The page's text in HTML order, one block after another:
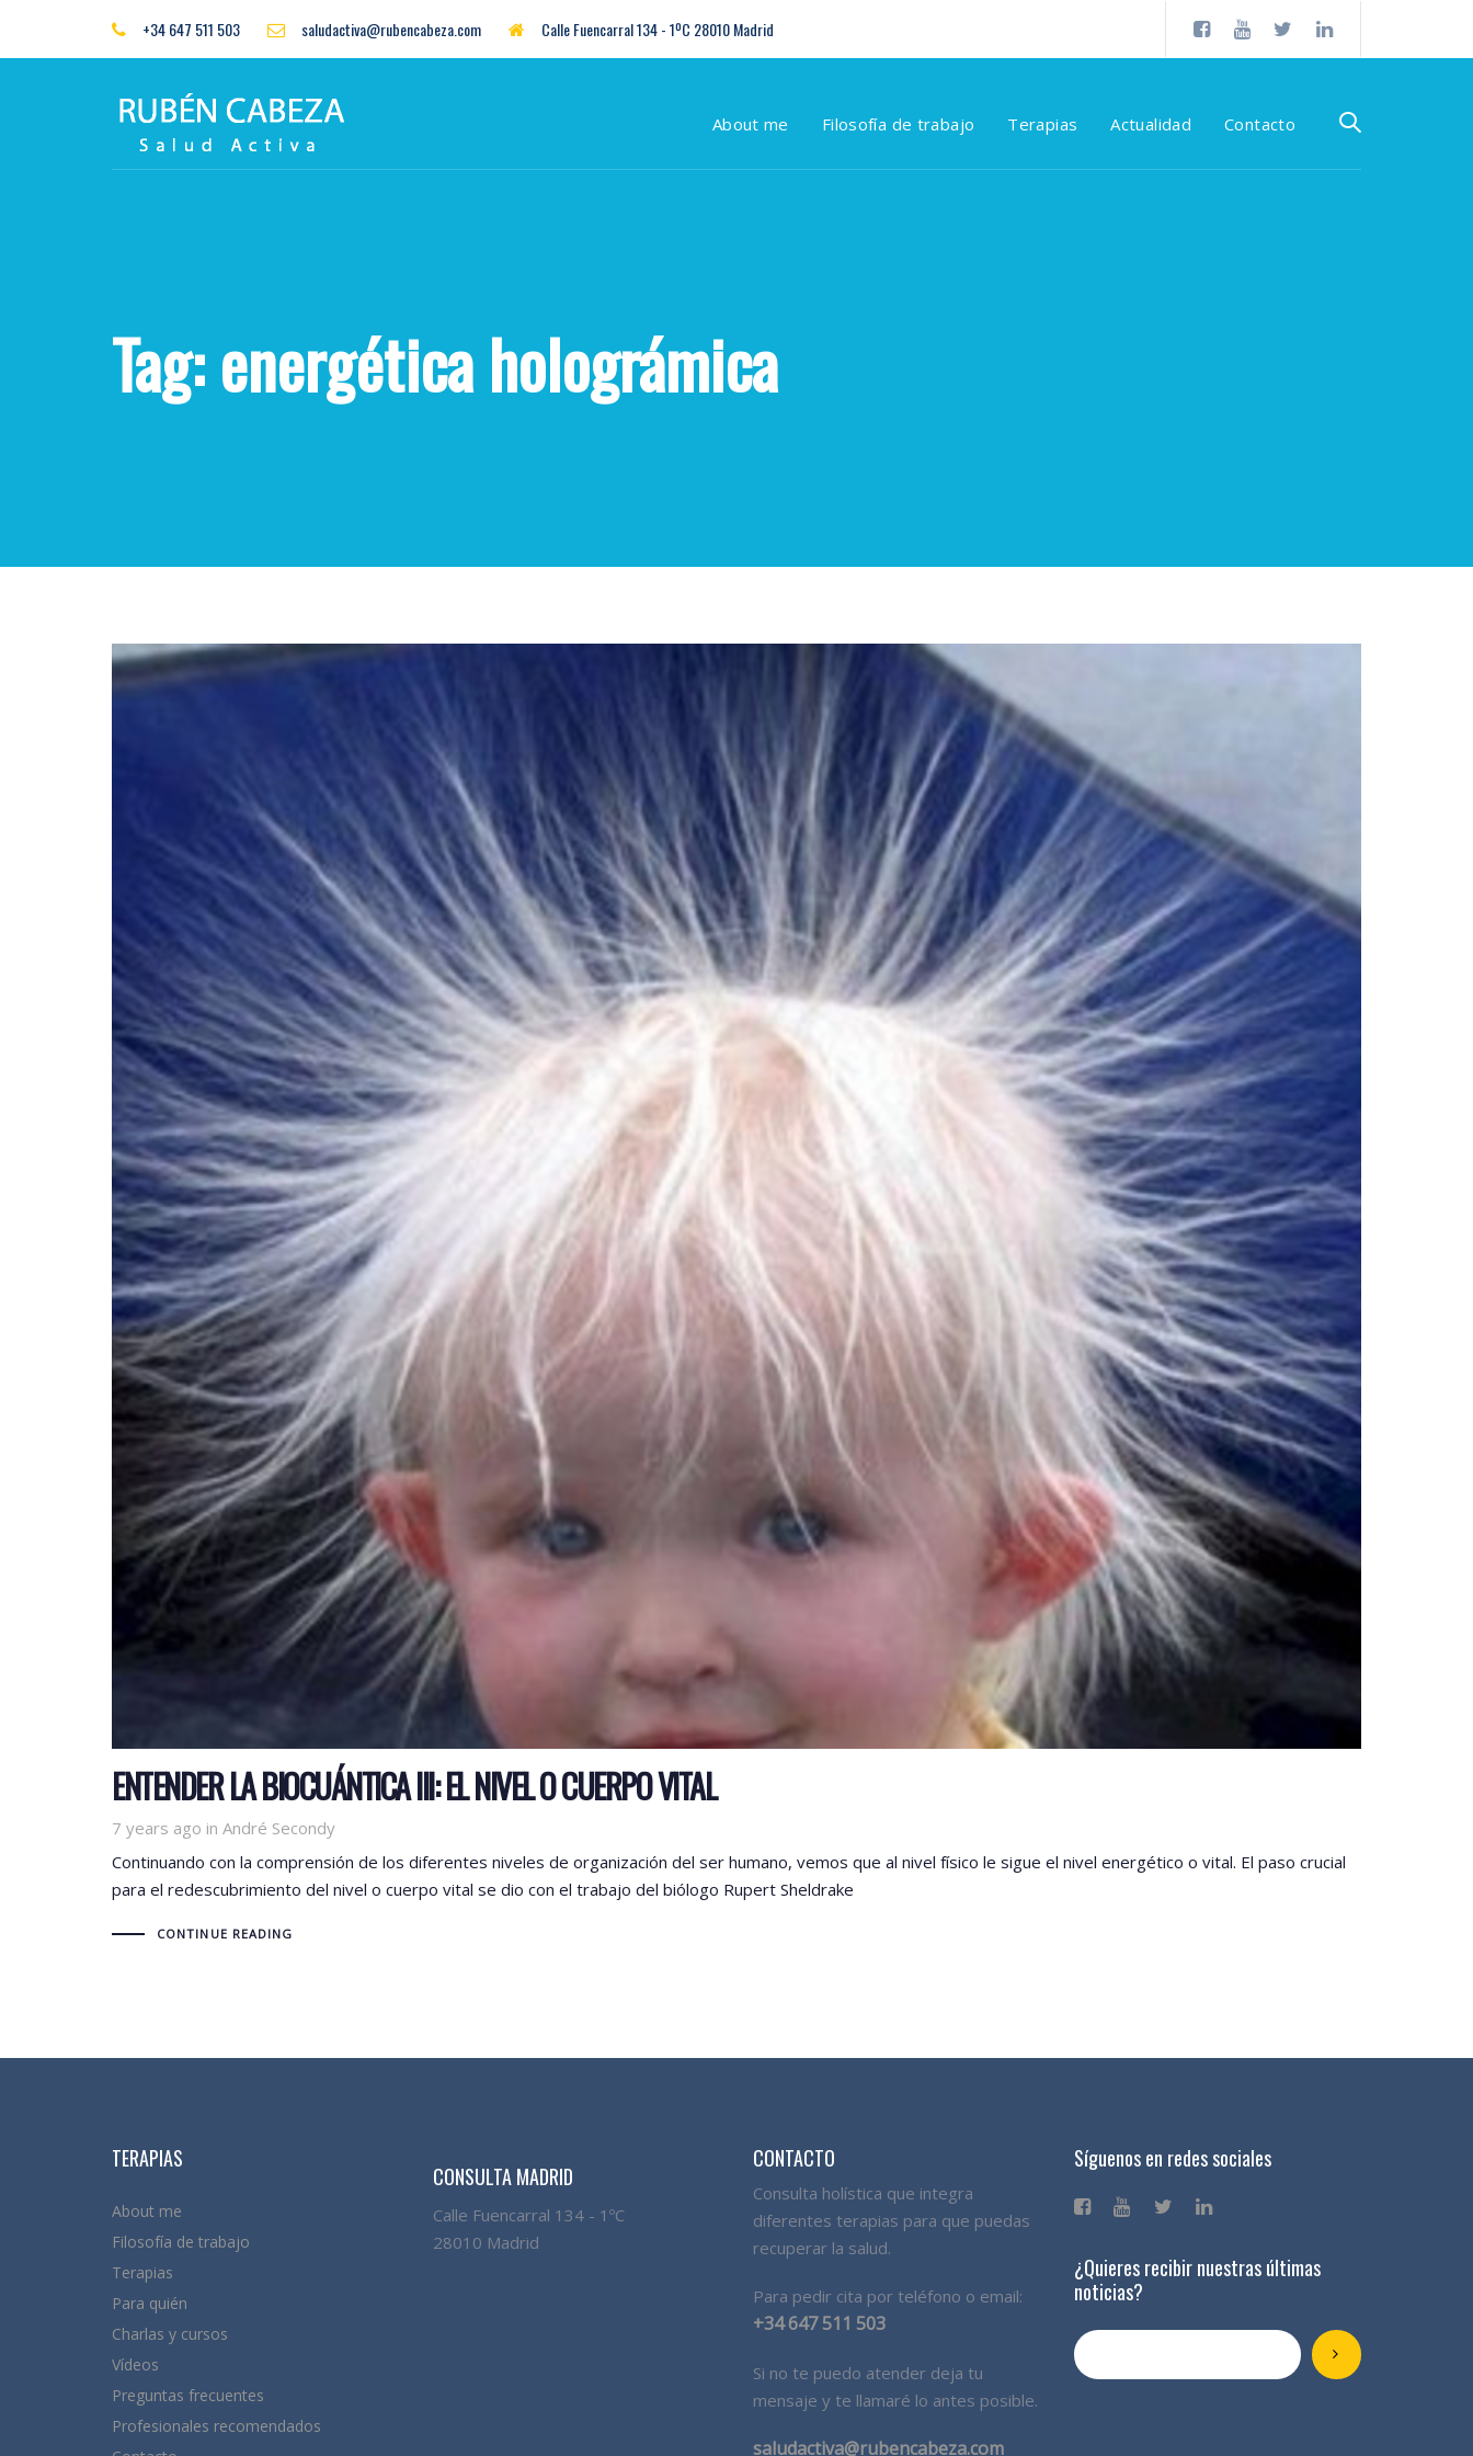
links
+34 647 511 503 saludactiva@rubencabeza.com Calle Fuencarral 134 - 1ºC 28010 Madrid
About me Filosofía de trabajo Terapias Actualidad Contacto
Tag: energética holográmica
ENTENDER LA BIOCUÁNTICA III: EL NIVEL O CUERPO VITAL
7 years ago in
Tags
André Secondy
Continuando con la comprensión de los diferentes niveles de organización del ser humano, vemos que al nivel físico le sigue el nivel energético o vital. El paso crucial
para el redescubrimiento del nivel o cuerpo vital se dio con el trabajo del biólogo Rupert Sheldrake
CONTINUE READING
TERAPIAS
About me
Filosofía de trabajo
Terapias
Para quién
Charlas y cursos
Vídeos
Preguntas frecuentes
Profesionales recomendados
CONSULTA MADRID
Calle Fuencarral 134 - 1ºC
28010 Madrid
CONTACTO
Consulta holística que integra
diferentes terapias para que puedas
recuperar la salud.
Para pedir cita por teléfono o email:
+34 647 511 503
Si no te puedo atender deja tu
mensaje y te llamaré lo antes posible.
saludactiva@rubencabeza.com
Síguenos en redes sociales
¿Quieres recibir nuestras últimas
noticias?